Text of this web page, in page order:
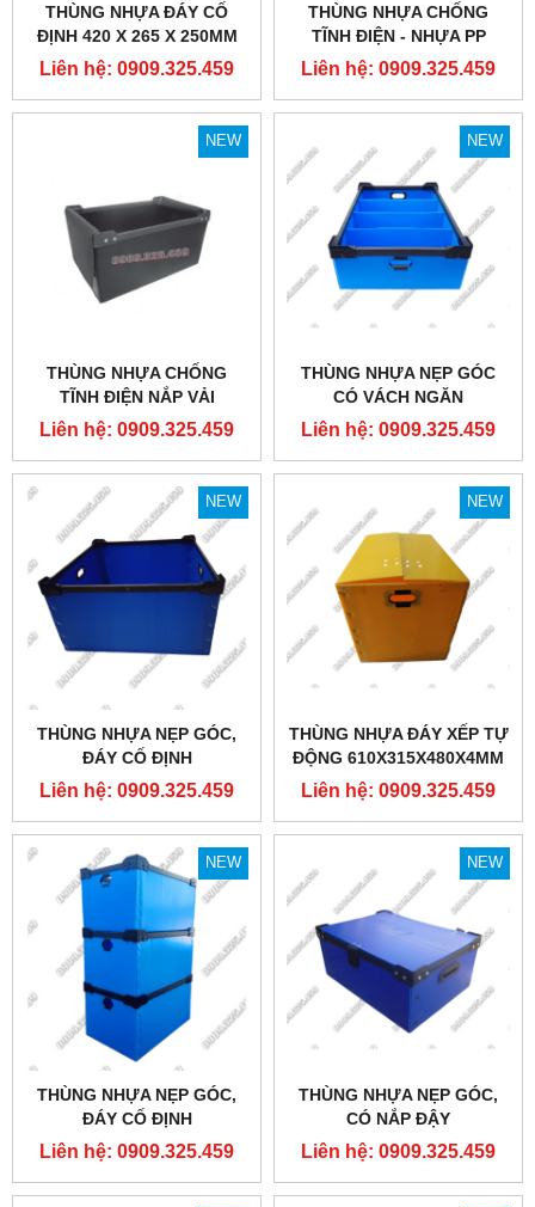
THÙNG NHỰA ĐÁY CỐ
ĐỊNH 420 X 265 X 250MM
Liên hệ: 0909.325.459
THÙNG NHỰA CHỐNG
TĨNH ĐIỆN - NHỰA PP
DANPLA
Liên hệ: 0909.325.459
NEW
THÙNG NHỰA CHỐNG
TĨNH ĐIỆN NẮP VẢI
Liên hệ: 0909.325.459
NEW
THÙNG NHỰA NẸP GÓC
CÓ VÁCH NGĂN
Liên hệ: 0909.325.459
NEW
THÙNG NHỰA NẸP GÓC,
ĐÁY CỐ ĐỊNH
580X580X300MM
Liên hệ: 0909.325.459
NEW
THÙNG NHỰA ĐÁY XẾP TỰ
ĐỘNG 610X315X480X4MM
Liên hệ: 0909.325.459
NEW
THÙNG NHỰA NẸP GÓC,
ĐÁY CỐ ĐỊNH
610X380X400MM
Liên hệ: 0909.325.459
NEW
THÙNG NHỰA NẸP GÓC,
CÓ NẮP ĐẬY
Liên hệ: 0909.325.459